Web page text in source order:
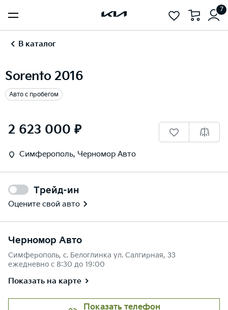
7
В каталог
Sorento 2016
Авто с пробегом
2 623 000 ₽
Симферополь, Черномор Авто
Трейд-ин
Оцените свой авто
Черномор Авто
Симферополь, с. Белоглинка ул. Салгирная, 33
ежедневно с 8:30 до 19:00
Показать на карте
Показать телефон